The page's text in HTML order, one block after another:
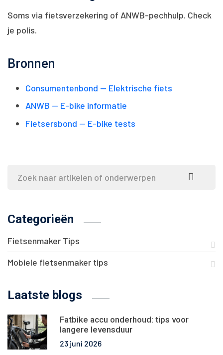
Soms via fietsverzekering of ANWB-pechhulp. Check
je polis.
Bronnen
Consumentenbond — Elektrische fiets
ANWB — E-bike informatie
Fietsersbond — E-bike tests
Categorieën
Fietsenmaker Tips
Mobiele fietsenmaker tips
Laatste blogs
Fatbike accu onderhoud: tips voor
langere levensduur
23 juni 2026